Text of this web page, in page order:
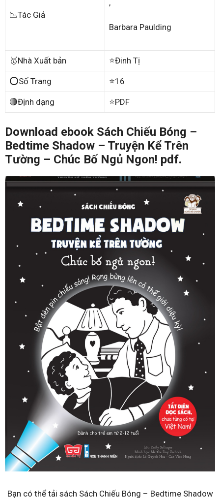
📉Tác Giả
,
Barbara Paulding
🥇Nhà Xuất bản ⭐Đinh Tị
⭕Số Trang ⭐16
🔴Định dạng ⭐PDF
Download ebook Sách Chiếu Bóng –
Bedtime Shadow – Truyện Kể Trên
Tường – Chúc Bố Ngủ Ngon! pdf.
Bạn có thể tải sách Sách Chiếu Bóng – Bedtime Shadow